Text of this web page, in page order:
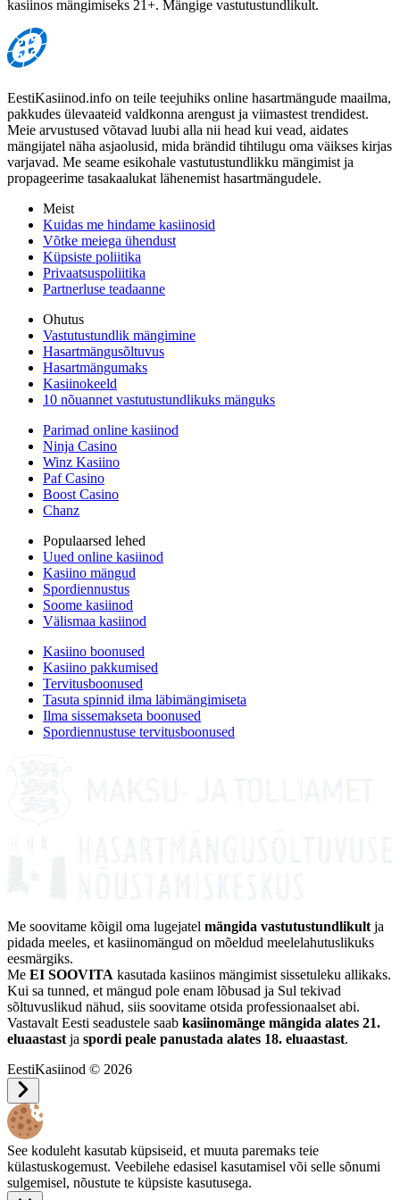
kasiinos mängimiseks 21+. Mängige vastutustundlikult.
EestiKasiinod.info on teile teejuhiks online hasartmängude maailma,
pakkudes ülevaateid valdkonna arengust ja viimastest trendidest.
Meie arvustused võtavad luubi alla nii head kui vead, aidates
mängijatel näha asjaolusid, mida brändid tihtilugu oma väikses kirjas
varjavad. Me seame esikohale vastutustundlikku mängimist ja
propageerime tasakaalukat lähenemist hasartmängudele.
Meist
Kuidas me hindame kasiinosid
Võtke meiega ühendust
Küpsiste poliitika
Privaatsuspoliitika
Partnerluse teadaanne
Ohutus
Vastutustundlik mängimine
Hasartmängusõltuvus
Hasartmängumaks
Kasiinokeeld
10 nõuannet vastutustundlikuks mänguks
Parimad online kasiinod
Ninja Casino
Winz Kasiino
Paf Casino
Boost Casino
Chanz
Populaarsed lehed
Uued online kasiinod
Kasiino mängud
Spordiennustus
Soome kasiinod
Välismaa kasiinod
Kasiino boonused
Kasiino pakkumised
Tervitusboonused
Tasuta spinnid ilma läbimängimiseta
Ilma sissemakseta boonused
Spordiennustuse tervitusboonused
Me soovitame kõigil oma lugejatel mängida vastutustundlikult ja
pidada meeles, et kasiinomängud on mõeldud meelelahutuslikuks
eesmärgiks.
Me EI SOOVITA kasutada kasiinos mängimist sissetuleku allikaks.
Kui sa tunned, et mängud pole enam lõbusad ja Sul tekivad
sõltuvuslikud nähud, siis soovitame otsida professionaalset abi.
Vastavalt Eesti seadustele saab kasiinomänge mängida alates 21.
eluaastast ja spordi peale panustada alates 18. eluaastast.
EestiKasiinod © 2026
See koduleht kasutab küpsiseid, et muuta paremaks teie
külastuskogemust. Veebilehe edasisel kasutamisel või selle sõnumi
sulgemisel, nõustute te küpsiste kasutusega.